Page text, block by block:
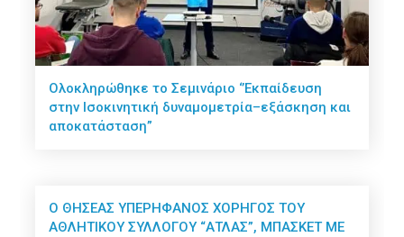
Ολοκληρώθηκε το Σεμινάριο ‘’Εκπαίδευση
στην Ισοκινητική δυναμομετρία–εξάσκηση και
αποκατάσταση”
Ο ΘΗΣΕΑΣ ΥΠΕΡΗΦΑΝΟΣ ΧΟΡΗΓΟΣ ΤΟΥ
ΑΘΛΗΤΙΚΟΥ ΣΥΛΛΟΓΟΥ “ΑΤΛΑΣ”, ΜΠΑΣΚΕΤ ΜΕ